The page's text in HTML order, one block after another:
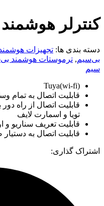
کنترلر هوشمند IR+RF (دایره)
دسته بندی ها: تجهیزات
بی‌سیم, ترموستات هوشمند
سیم
Tuya(wi-fi)
قابلیت اتصال به تمام
قابلیت اتصال از راه دور
تویا و اسمارت لایف
قابلیت تعریف سناریو و
قابلیت اتصال به
اشتراک گذاری: